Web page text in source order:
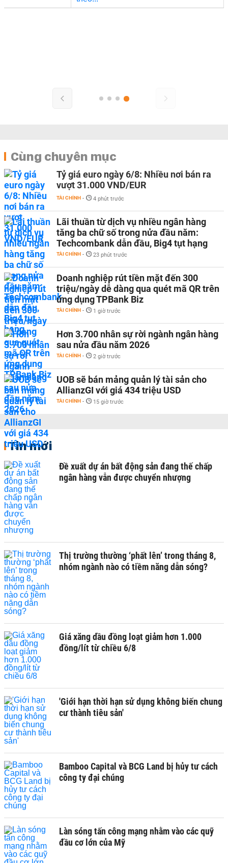
Cùng chuyên mục
Tỷ giá euro ngày 6/8: Nhiều nơi bán ra
vượt 31.000 VND/EUR
TÀI CHÍNH - 4 phút trước
Lãi thuần từ dịch vụ nhiều ngân hàng
tăng ba chữ số trong nửa đầu năm:
Techcombank dẫn đầu, Big4 tụt hạng
TÀI CHÍNH - 23 phút trước
Doanh nghiệp rút tiền mặt đến 300
triệu/ngày dễ dàng qua quét mã QR trên
ứng dụng TPBank Biz
TÀI CHÍNH - 1 giờ trước
Hơn 3.700 nhân sự rời ngành ngân hàng
sau nửa đầu năm 2026
TÀI CHÍNH - 2 giờ trước
UOB sẽ bán mảng quản lý tài sản cho
AllianzGI với giá 434 triệu USD
TÀI CHÍNH - 15 giờ trước
Tin mới
Đề xuất dự án bất động sản đang thế chấp
ngân hàng vẫn được chuyển nhượng
Thị trường thường ‘phất lên’ trong tháng 8,
nhóm ngành nào có tiềm năng dẫn sóng?
Giá xăng dầu đồng loạt giảm hơn 1.000
đồng/lít từ chiều 6/8
'Giới hạn thời hạn sử dụng không biến chung
cư thành tiêu sản'
Bamboo Capital và BCG Land bị hủy tư cách
công ty đại chúng
Làn sóng tấn công mạng nhằm vào các quỹ
đầu cơ lớn của Mỹ